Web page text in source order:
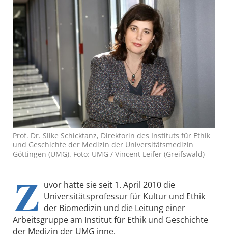
Prof. Dr. Silke Schicktanz, Direktorin des Instituts für Ethik
und Geschichte der Medizin der Universitätsmedizin
Göttingen (UMG). Foto: UMG / Vincent Leifer (Greifswald)
Z uvor hatte sie seit 1. April 2010 die
Universitätsprofessur für Kultur und Ethik
der Biomedizin und die Leitung einer
Arbeitsgruppe am Institut für Ethik und Geschichte
der Medizin der UMG inne.